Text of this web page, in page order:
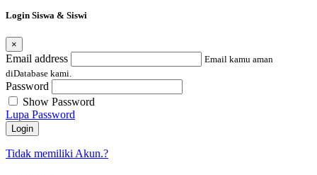
Login Siswa & Siswi
×
Email address
Email kamu aman
diDatabase kami.
Password
Show Password
Lupa Password
Login
Tidak memiliki Akun.?